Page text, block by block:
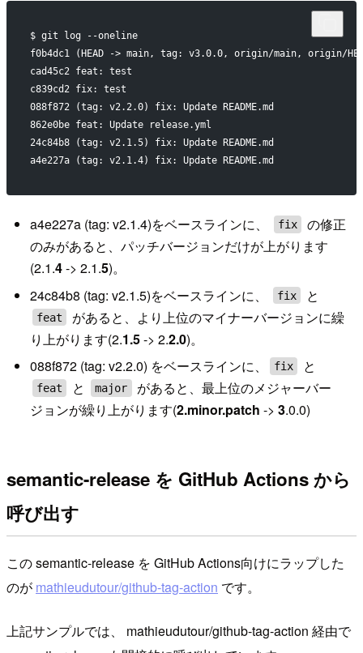
$ git log --oneline
f0b4dc1 (HEAD -> main, tag: v3.0.0, origin/main, origin/
cad45c2 feat: test
c839cd2 fix: test
088f872 (tag: v2.2.0) fix: Update README.md
862e0be feat: Update release.yml
24c84b8 (tag: v2.1.5) fix: Update README.md
a4e227a (tag: v2.1.4) fix: Update README.md
a4e227a (tag: v2.1.4)をベースラインに、 fix
の修正
のみがあると、パッチバージョンだけが上がります
(2.1.4-> 2.1.5)。
24c84b8 (tag: v2.1.5)をベースラインに、
fix と
feat
があると、より上位のマイナーバージョンに繰
り上がります(2.1.5-> 2.2.0)。
088f872 (tag: v2.2.0) をベースラインに、
fix と
feat と major
があると、最上位のメジャーバー
ジョンが繰り上がります(2.minor.patch -> 3.0.0)
semantic-release を GitHub Actions から
呼び出す
この semantic-release を GitHub Actions向けにラップした
のが mathieudutour/github-tag-action です。
上記サンプルでは、 mathieudutour/github-tag-action 経由で